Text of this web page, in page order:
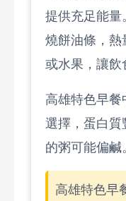
提供充足能量
燒餅油條，熱
或水果，讓飲
高雄特色早餐
選擇，蛋白質
的粥可能偏鹹
高雄特色早